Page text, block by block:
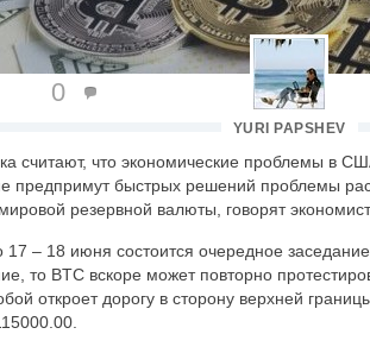
YURI PAPSHEV
0
считают, что экономические проблемы в
быстрых решений проблемы
резервной валюты, говорят
– 18 июня состоится очередное
то BTC вскоре может повторно
откроет дорогу в сторону верхней